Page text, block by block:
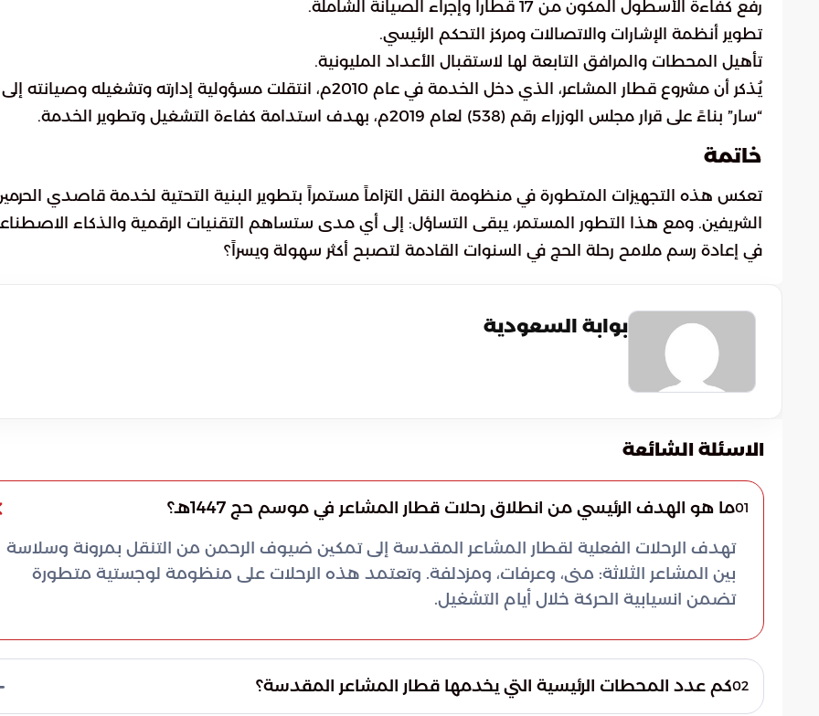
رفع كفاءة الأسطول المكون من 17 قطاراً وإجراء الصيانة الشاملة.
تطوير أنظمة الإشارات والاتصالات ومركز التحكم الرئيسي.
تأهيل المحطات والمرافق التابعة لها لاستقبال الأعداد المليونية.
يُذكر أن مشروع قطار المشاعر، الذي دخل الخدمة في عام 2010م، انتقلت مسؤولية إدارته وتشغيله وصيانته إلى
“سار” بناءً على قرار مجلس الوزراء رقم (538) لعام 2019م، بهدف استدامة كفاءة التشغيل وتطوير الخدمة.
خاتمة
تعكس هذه التجهيزات المتطورة في منظومة النقل التزاماً مستمراً بتطوير البنية التحتية لخدمة قاصدي
الشريفين. ومع هذا التطور المستمر، يبقى التساؤل: إلى أي مدى ستساهم التقنيات الرقمية والذكاء
في إعادة رسم ملامح رحلة الحج في السنوات القادمة لتصبح أكثر سهولة ويسراً؟
بوابة السعودية
الاسئلة الشائعة
01ما هو الهدف الرئيسي من انطلاق رحلات قطار المشاعر في موسم حج 1447هـ؟
تهدف الرحلات الفعلية لقطار المشاعر المقدسة إلى تمكين ضيوف الرحمن من التنقل بمرونة وسلاسة
بين المشاعر الثلاثة: منى، وعرفات، ومزدلفة. وتعتمد هذه الرحلات على منظومة لوجستية متطورة
تضمن انسيابية الحركة خلال أيام التشغيل.
02كم عدد المحطات الرئيسية التي يخدمها قطار المشاعر المقدسة؟